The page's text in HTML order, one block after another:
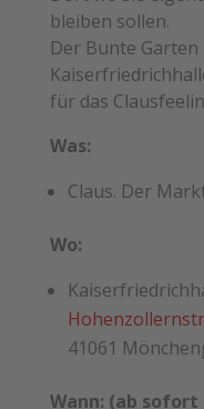
bleiben sollen.
Der Bunte
für das
Was:
Claus. Der
Wo:
41061
Wann: (ab